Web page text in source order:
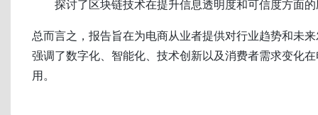
探讨了区块链技术在提升信息透明度和可信度方面
总而言之，报告旨在为电商从业者提供对行业趋势和未
强调了数字化、智能化、技术创新以及消费者需求变化
用。